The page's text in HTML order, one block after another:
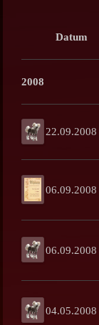
Datum
2008
22.09.2008
06.09.2008
06.09.2008
04.05.2008